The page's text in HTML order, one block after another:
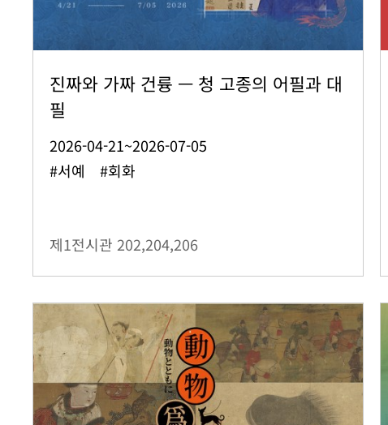
진짜와 가짜 건륭 — 청 고종의 어필과 대
필
2026-04-21~2026-07-05
#서예 #회화
제1전시관 202,204,206